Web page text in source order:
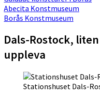
Abecita Konstmuseum
Borås Konstmuseum
Dals-Rostock,
uppleva
Stationshuset Dals-